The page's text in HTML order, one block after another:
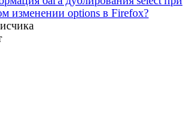
изменении options в Firefox?